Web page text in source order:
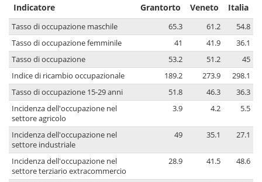
Indicatore Grantorto Veneto Italia
Tasso di occupazione maschile 65.3 61.2
54.8
Tasso di occupazione femminile
41 41.9
36.1
Tasso di occupazione
53.2 51.2
45
Indice di ricambio occupazionale
189.2 273.9
298.1
Tasso di occupazione 15-29 anni
51.8 46.3
36.3
Incidenza dell'occupazione nel
settore agricolo
3.9 4.2 5.5
Incidenza dell'occupazione nel
settore industriale
49 35.1 27.1
Incidenza dell'occupazione nel
settore terziario extracommercio
28.9 41.5 48.6